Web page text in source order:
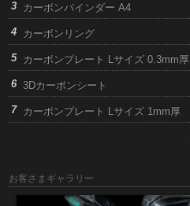
カーボンバインダー A4
カーボンリング
カーボンプレート Lサイズ 0.3mm厚
3Dカーボンシート
カーボンプレート Lサイズ 1mm厚
お客さまギャラリー